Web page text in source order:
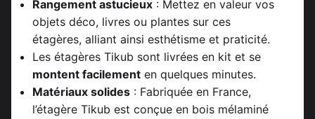
Rangement astucieux : Mettez en valeur vos
objets déco, livres ou plantes sur ces
étagères, alliant ainsi esthétisme et praticité.
Les étagères Tikub sont livrées en kit et se
montent facilement en quelques minutes.
Matériaux solides : Fabriquée en France,
l’étagère Tikub est conçue en bois mélaminé